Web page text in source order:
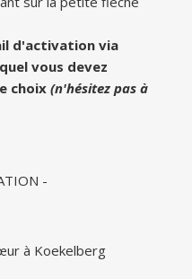
d'activation via
vous devez
choix (n'hésitez pas à
-
à Koekelberg